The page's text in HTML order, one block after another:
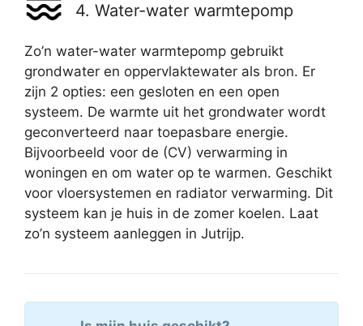
4. Water-water warmtepomp
Zo’n water-water warmtepomp gebruikt
grondwater en oppervlaktewater als bron. Er
zijn 2 opties: een gesloten en een open
systeem. De warmte uit het grondwater wordt
geconverteerd naar toepasbare energie.
Bijvoorbeeld voor de (CV) verwarming in
woningen en om water op te warmen. Geschikt
voor vloersystemen en radiator verwarming. Dit
systeem kan je huis in de zomer koelen. Laat
zo’n systeem aanleggen in Jutrijp.